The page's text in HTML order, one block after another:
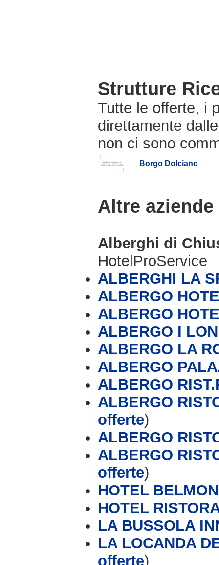
Strutture
Tutte le offerte, i
direttamente
non ci sono
Borgo Dolciano
Altre
Alberghi di
HotelProService
ALBERGHI LA
ALBERGO
ALBERGO
ALBERGO I
ALBERGO LA
ALBERGO
ALBERGO
ALBERGO
offerte)
ALBERGO
ALBERGO
offerte)
HOTEL
HOTEL
LA BUSSOLA
LA LOCANDA
offerte)